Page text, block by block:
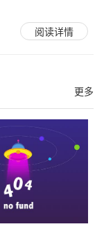
阅读详情
更多